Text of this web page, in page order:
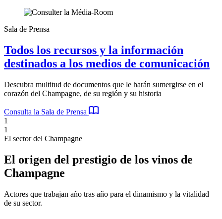
Sala de Prensa
Todos los recursos y la información
destinados a los medios de comunicación
Descubra multitud de documentos que le harán sumergirse en el
corazón del Champagne, de su región y su historia
Consulta la Sala de Prensa
1
1
El sector del Champagne
El origen del prestigio de los vinos de
Champagne
Actores que trabajan año tras año para el dinamismo y la vitalidad
de su sector.